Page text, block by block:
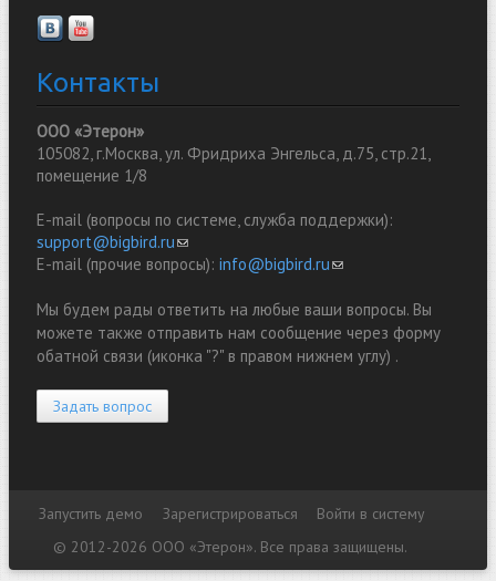
Контакты
ООО «Этерон»
105082, г.Москва, ул. Фридриха Энгельса, д.75, стр.21,
помещение 1/8
E-mail (вопросы по системе, служба поддержки):
support@bigbird.ru(link sends e-mail)
E-mail (прочие вопросы): info@bigbird.ru(link sends e-mail)
Мы будем рады ответить на любые ваши вопросы. Вы
можете также отправить нам сообщение через форму
обатной связи (иконка "?" в правом нижнем углу) .
Задать вопрос
Дополнительные ссылки
Запустить демо Зарегистрироваться
Войти в систему
© 2012-2026 ООО «Этерон». Все права защищены.